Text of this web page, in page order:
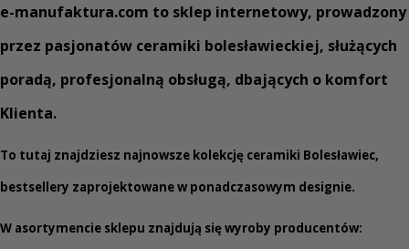
e-manufaktura.com to sklep internetowy, prowadzony
przez pasjonatów ceramiki bolesławieckiej, służących
poradą, profesjonalną obsługą, dbających o komfort
Klienta.
To tutaj znajdziesz najnowsze kolekcję ceramiki Bolesławiec,
bestsellery zaprojektowane w ponadczasowym designie.
W asortymencie sklepu znajdują się wyroby producentów: